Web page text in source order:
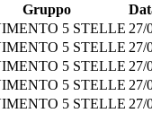
Gruppo
5 STELLE 27/
5 STELLE 27/
5 STELLE 27/
5 STELLE 27/
5 STELLE 27/